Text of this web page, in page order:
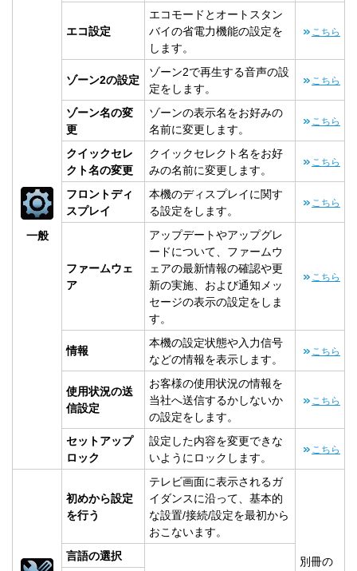
一般
エコ設定
エコモードとオートスタン
バイの省電力機能の設定を
します。
こちら
ゾーン2の設定
ゾーン2で再生する音声の設
定をします。
こちら
ゾーン名の変
更
ゾーンの表示名をお好みの
名前に変更します。
こちら
クイックセレ
クト名の変更
クイックセレクト名をお好
みの名前に変更します。
こちら
フロントディ
スプレイ
本機のディスプレイに関す
る設定をします。
こちら
ファームウェ
ア
アップデートやアップグレ
ードについて、ファームウ
ェアの最新情報の確認や更
新の実施、および通知メッ
セージの表示の設定をしま
す。
こちら
情報
本機の設定状態や入力信号
などの情報を表示します。
こちら
使用状況の送
信設定
お客様の使用状況の情報を
当社へ送信するかしないか
の設定をします。
こちら
セットアップ
ロック
設定した内容を変更できな
いようにロックします。
こちら
初めから設定
を行う
テレビ画面に表示されるガ
イダンスに沿って、基本的
な設置/接続/設定を最初から
おこないます。
別冊の
言語の選択